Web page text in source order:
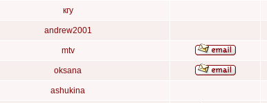
кгу
andrew2001
mtv
oksana
ashukina